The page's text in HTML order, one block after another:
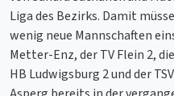
Liga des Bezirks. Damit
wenig neue Mannschaften
Metter-Enz, der TV Flein 2,
HB Ludwigsburg 2 und der